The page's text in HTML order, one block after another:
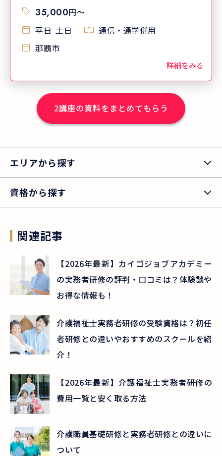
もあるので、働きながらでも受講しやす
い 振替受講可能！費用は無料！
35,000円〜
平日 土日
通信・通学併用
那覇市
詳細をみる
2講座の資料をまとめてもらう
エリアから探す
資格から探す
関連記事
【2026年最新】カイゴジョブアカデミー
の実務者研修の評判・口コミは？体験談や
お得な情報も！
介護福祉士実務者研修の受験資格は？初任
者研修との違いやおすすめのスクールを紹
介！
【2026年最新】介護福祉士実務者研修の
費用一覧と安く取る方法
介護職員基礎研修と実務者研修との違いに
ついて